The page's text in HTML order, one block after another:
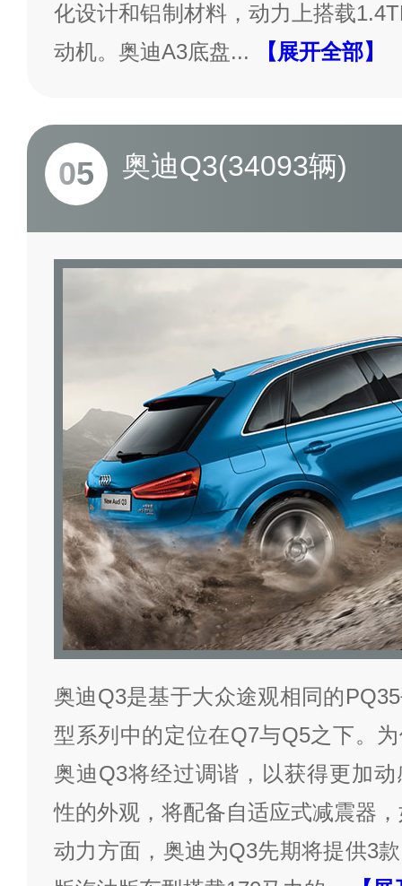
化设计和铝制材料，动力上搭载
动机。奥迪A3底盘... 【展开全部】
05 奥迪Q3(34093辆)
奥迪Q3是基于大众途观相同的
型系列中的定位在Q7与Q5之下。
奥迪Q3将经过调谐，以获得更加
性的外观，将配备自适应式减震器
动力方面，奥迪为Q3先期将提供3